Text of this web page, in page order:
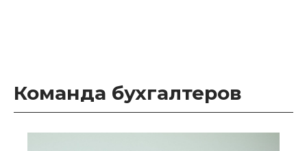
Команда бухгалтеров